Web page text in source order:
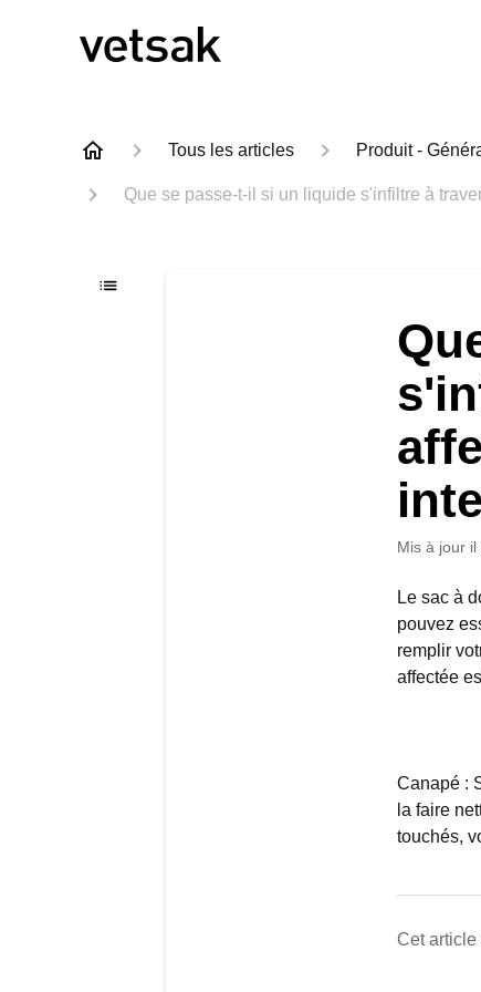
Tous les articles Produit -
Que se passe-t-il si un liquide s'infiltre à
Mis à jour il
Le sac à
pouvez
remplir
affectée
Canapé :
la faire
touchés,
Cet article